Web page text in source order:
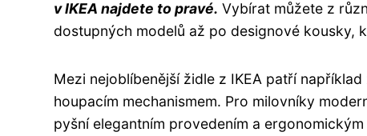
v IKEA najdete to pravé. Vybírat můžete z
dostupných modelů až po designové kousky,
Mezi nejoblíbenější židle z IKEA patří
houpacím mechanismem. Pro milovníky
pyšní elegantním provedením a